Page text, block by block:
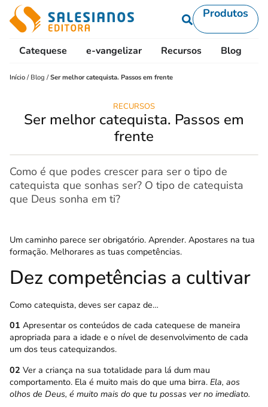
Produtos
Catequese e-vangelizar Recursos Blog
Início / Blog /Ser melhor catequista. Passos em frente
RECURSOS
Ser melhor catequista. Passos em
frente
Como é que podes crescer para ser o tipo de
catequista que sonhas ser? O tipo de catequista
que Deus sonha em ti?
Um caminho parece ser obrigatório. Aprender. Apostares na tua
formação. Melhorares as tuas competências.
Dez competências a cultivar
Como catequista, deves ser capaz de…
01 Apresentar os conteúdos de cada catequese de maneira
apropriada para a idade e o nível de desenvolvimento de cada
um dos teus catequizandos.
02 Ver a criança na sua totalidade para lá dum mau
comportamento. Ela é muito mais do que uma birra. Ela, aos
olhos de Deus, é muito mais do que tu possas ver no imediato.